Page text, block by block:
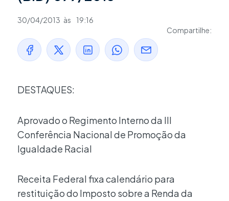
30/04/2013 às
19:16
Compartilhe:
DESTAQUES:
Aprovado o Regimento Interno da III
Conferência Nacional de Promoção da
Igualdade Racial
Receita Federal fixa calendário para
restituição do Imposto sobre a Renda da